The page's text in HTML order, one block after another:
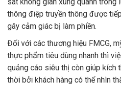
thông điệp truyền thông được
gây cảm giác bị làm phiền.
Đối với các thương hiệu FMCG,
thực phẩm tiêu dùng nhanh thì
quảng cáo siêu thị còn giúp kích
thời bởi khách hàng có thể nhìn